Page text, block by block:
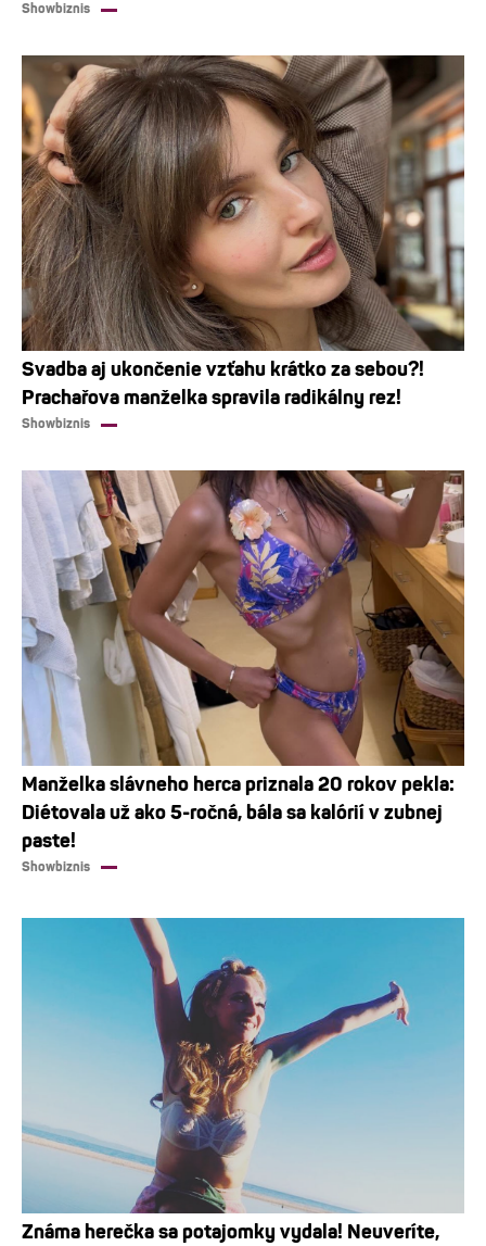
Showbiznis
Svadba aj ukončenie vzťahu krátko za sebou?!
Prachařova manželka spravila radikálny rez!
Showbiznis
Manželka slávneho herca priznala 20 rokov pekla:
Diétovala už ako 5-ročná, bála sa kalórií v zubnej
paste!
Showbiznis
Známa herečka sa potajomky vydala! Neuveríte,